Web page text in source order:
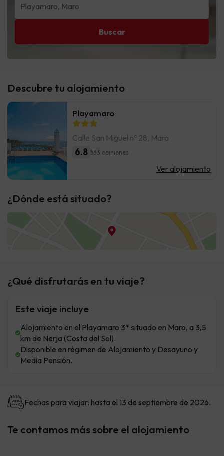
Descubre tu alojamiento
Playamaro
Calle San Miguel nº 28, Maro
6.8 533 opiniones
Ver alojamiento
¿Dónde está situado?
¿Qué disfrutarás en tu viaje?
Este viaje incluye
Alojamiento en el Playamaro 3* situado en Maro, a 3,5
km de Nerja (Costa del Sol).
Disponible en régimen de Alojamiento y Desayuno y
Media Pensión.
Fechas para viajar: hasta el 13 de septiembre de 2026.
Te contamos más sobre el alojamiento
Buscar